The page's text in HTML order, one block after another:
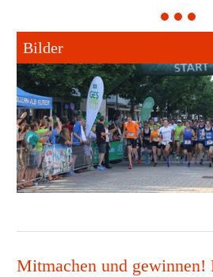
1 2 3
Bilder
Mitmachen und gewinnen!